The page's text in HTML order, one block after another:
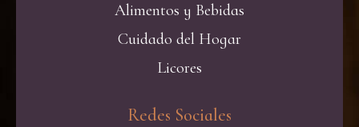
Alimentos y Bebidas
Cuidado del Hogar
Licores
Redes Sociales